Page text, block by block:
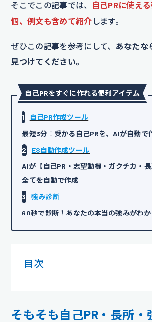
そこでこの記事では、
自己PRに使え
個、例文も含めて紹介 します。
ぜひこの記事を参考にして、 あなたな
見つけてください。
自己PRをすぐに作れる便利アイテム
1
自己PR作成ツール
最短3分！受かる自己PRを、AIが自動で
2
ES自動作成ツール
AIが【自己PR・志望動機・ガクチカ・
全てを自動で作成
3
強み診断
60秒で診断！あなたの本当の強みがわか
目次
そもそも自己PR・長所・